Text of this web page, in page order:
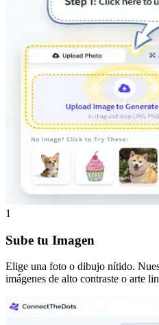
1
Sube tu Imagen
Elige una foto o dibujo nítido.
imágenes de alto contraste o arte